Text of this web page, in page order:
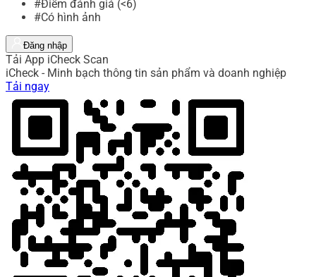
#Điểm đánh giá (<6)
#Có hình ảnh
Đăng nhập
Tải App iCheck Scan
iCheck - Minh bạch thông tin sản phẩm và doanh nghiệp
Tải ngay